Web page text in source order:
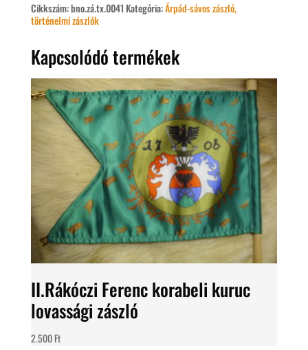
Cikkszám:bno.zá.tx.0041 Kategória:Árpád-sávos zászló,
történelmi zászlók
Kapcsolódó termékek
II.Rákóczi Ferenc korabeli kuruc
lovassági zászló
2.500Ft